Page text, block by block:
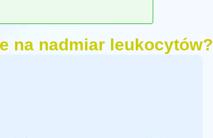
na nadmiar leukocytów?